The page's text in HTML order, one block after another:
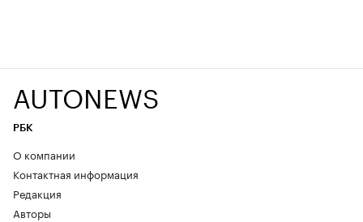
AUTONEWS
РБК
О компании
Контактная информация
Редакция
Авторы